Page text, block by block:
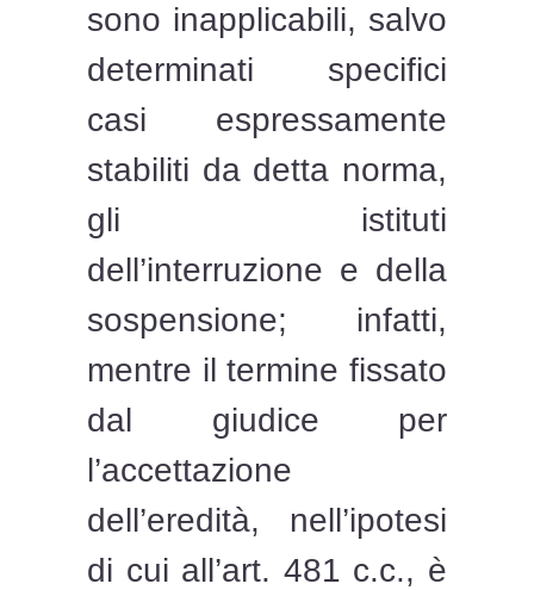
sono inapplicabili, salvo
determinati specifici
casi espressamente
stabiliti da detta norma,
gli istituti
dell’interruzione e della
sospensione; infatti,
mentre il termine fissato
dal giudice per
l’accettazione
dell’eredità, nell’ipotesi
di cui all’art. 481 c.c., è